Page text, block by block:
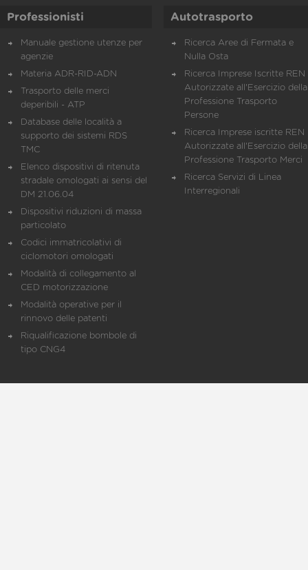
Professionisti
Manuale gestione utenze per
agenzie
Materia ADR-RID-ADN
Trasporto delle merci
deperibili - ATP
Database delle località a
supporto dei sistemi RDS
TMC
Elenco dispositivi di ritenuta
stradale omologati ai sensi del
DM 21.06.04
Dispositivi riduzioni di massa
particolato
Codici immatricolativi di
ciclomotori omologati
Modalità di collegamento al
CED motorizzazione
Modalità operative per il
rinnovo delle patenti
Riqualificazione bombole di
tipo CNG4
Autotrasporto
Ricerca Aree di Fermata e
Nulla Osta
Ricerca Imprese Iscritte REN
Autorizzate all'Esercizio della
Professione Trasporto
Persone
Ricerca Imprese iscritte REN
Autorizzate all'Esercizio della
Professione Trasporto Merci
Ricerca Servizi di Linea
Interregionali